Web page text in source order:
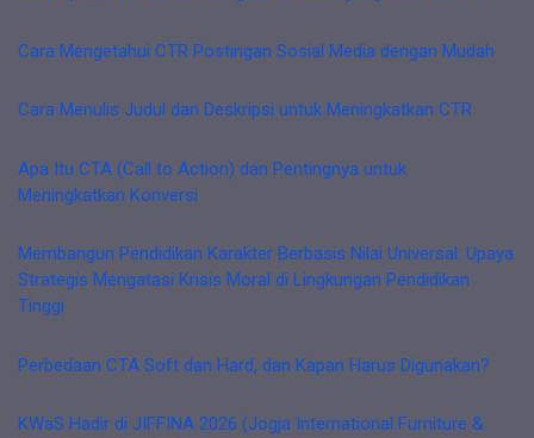
Cara Mengetahui CTR Postingan Sosial Media dengan Mudah
Cara Menulis Judul dan Deskripsi untuk Meningkatkan CTR
Apa Itu CTA (Call to Action) dan Pentingnya untuk
Meningkatkan Konversi
Membangun Pendidikan Karakter Berbasis Nilai Universal: Upaya
Strategis Mengatasi Krisis Moral di Lingkungan Pendidikan
Tinggi
Perbedaan CTA Soft dan Hard, dan Kapan Harus Digunakan?
KWaS Hadir di JIFFINA 2026 (Jogja International Furniture &